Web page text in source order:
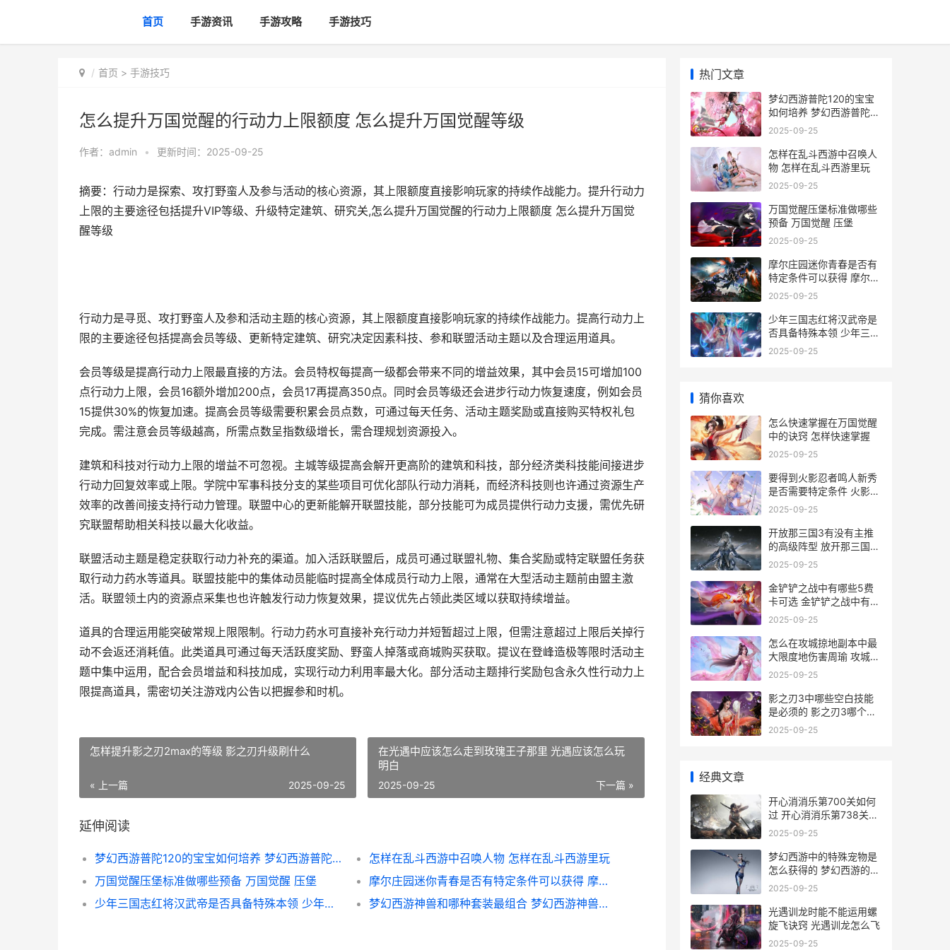
首页 手游资讯 手游攻略 手游技巧
首页 > 手游技巧
怎么提升万国觉醒的行动力上限额度 怎么提升万国觉醒等级
作者： admin • 更新时间：2025-09-25
摘要：行动力是探索、攻打野蛮人及参与活动的核心资源，其上限额度直接影响玩家的持续作战能力。提升行动力
上限的主要途径包括提升VIP等级、升级特定建筑、研究关,怎么提升万国觉醒的行动力上限额度 怎么提升万国觉
醒等级
行动力是寻觅、攻打野蛮人及参和活动主题的核心资源，其上限额度直接影响玩家的持续作战能力。提高行动力上
限的主要途径包括提高会员等级、更新特定建筑、研究决定因素科技、参和联盟活动主题以及合理运用道具。
会员等级是提高行动力上限最直接的方法。会员特权每提高一级都会带来不同的增益效果，其中会员15可增加100
点行动力上限，会员16额外增加200点，会员17再提高350点。同时会员等级还会进步行动力恢复速度，例如会员
15提供30%的恢复加速。提高会员等级需要积累会员点数，可通过每天任务、活动主题奖励或直接购买特权礼包
完成。需注意会员等级越高，所需点数呈指数级增长，需合理规划资源投入。
建筑和科技对行动力上限的增益不可忽视。主城等级提高会解开更高阶的建筑和科技，部分经济类科技能间接进步
行动力回复效率或上限。学院中军事科技分支的某些项目可优化部队行动力消耗，而经济科技则也许通过资源生产
效率的改善间接支持行动力管理。联盟中心的更新能解开联盟技能，部分技能可为成员提供行动力支援，需优先研
究联盟帮助相关科技以最大化收益。
联盟活动主题是稳定获取行动力补充的渠道。加入活跃联盟后，成员可通过联盟礼物、集合奖励或特定联盟任务获
取行动力药水等道具。联盟技能中的集体动员能临时提高全体成员行动力上限，通常在大型活动主题前由盟主激
活。联盟领土内的资源点采集也也许触发行动力恢复效果，提议优先占领此类区域以获取持续增益。
道具的合理运用能突破常规上限限制。行动力药水可直接补充行动力并短暂超过上限，但需注意超过上限后关掉行
动不会返还消耗值。此类道具可通过每天活跃度奖励、野蛮人掉落或商城购买获取。提议在登峰造极等限时活动主
题中集中运用，配合会员增益和科技加成，实现行动力利用率最大化。部分活动主题排行奖励包含永久性行动力上
限提高道具，需密切关注游戏内公告以把握参和时机。
怎样提升影之刃2max的等级 影之刃升级刷什么
« 上一篇 2025-09-25
在光遇中应该怎么走到玫瑰王子那里 光遇应该怎么玩
明白
下一篇 »
2025-09-25
延伸阅读
梦幻西游普陀120的宝宝如何培养 梦幻西游普陀129厉害吗
怎样在乱斗西游中召唤人物 怎样在乱斗西游里玩
万国觉醒压堡标准做哪些预备 万国觉醒 压堡
摩尔庄园迷你青春是否有特定条件可以获得 摩尔庄园迷你青春摩托车
少年三国志红将汉武帝是否具备特殊本领 少年三国志武将品质排名最新
梦幻西游神兽和哪种套装最组合 梦幻西游神兽哪个实用2021
热门文章
梦幻西游普陀120的宝宝
如何培养 梦幻西游普陀
129厉害吗
2025-09-25
怎样在乱斗西游中召唤人
物 怎样在乱斗西游里玩
2025-09-25
万国觉醒压堡标准做哪些
预备 万国觉醒 压堡
2025-09-25
摩尔庄园迷你青春是否有
特定条件可以获得 摩尔庄
园迷你青春摩托车
2025-09-25
少年三国志红将汉武帝是
否具备特殊本领 少年三国
志武将品质排名最新
2025-09-25
猜你喜欢
怎么快速掌握在万国觉醒
中的诀窍 怎样快速掌握
2025-09-25
要得到火影忍者鸣人新秀
是否需要特定条件 火影免
费获得忍者
2025-09-25
开放那三国3有没有主推
的高级阵型 放开那三国3
可以混搭
2025-09-25
金铲铲之战中有哪些5费
卡可选 金铲铲之战中有哪
些飞升者法杖?
2025-09-25
怎么在攻城掠地副本中最
大限度地伤害周瑜 攻城掠
地怎么玩啊
2025-09-25
影之刃3中哪些空白技能
是必须的 影之刃3哪个人
物
2025-09-25
经典文章
开心消消乐第700关如何
过 开心消消乐第738关怎
么过
2025-09-25
梦幻西游中的特殊宠物是
怎么获得的 梦幻西游的特
赦今牌物品和归墟之证如
2025-09-25
光遇训龙时能不能运用螺
旋飞诀窍 光遇训龙怎么飞
2025-09-25